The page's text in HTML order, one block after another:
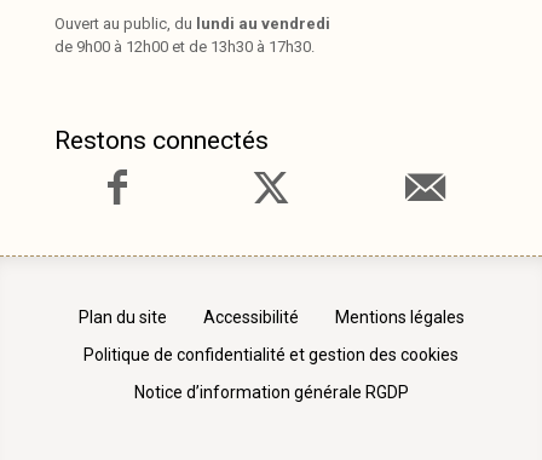
Ouvert au public, du lundi au vendredi
de 9h00 à 12h00 et de 13h30 à 17h30.
Restons connectés
Plan du site Accessibilité
Mentions légales
Politique de confidentialité et gestion des cookies
Notice d’information générale RGDP